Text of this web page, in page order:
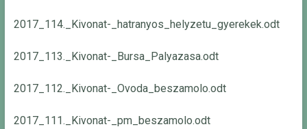
2017_114._Kivonat-_hatranyos_helyzetu_gyerekek.odt
2017_113._Kivonat-_Bursa_Palyazasa.odt
2017_112._Kivonat-_Ovoda_beszamolo.odt
2017_111._Kivonat-_pm_beszamolo.odt